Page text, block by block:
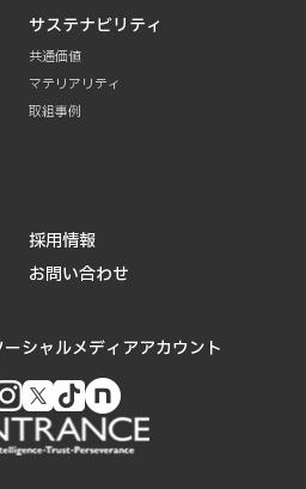
サステナビリティ
共通価値
マテリアリティ
取組事例
採用情報
お問い合わせ
シャルメディアアカウント